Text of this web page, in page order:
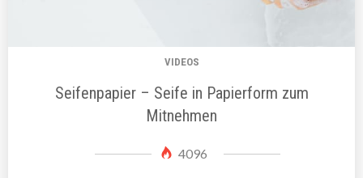
VIDEOS
Seifenpapier – Seife in Papierform zum
Mitnehmen
4096